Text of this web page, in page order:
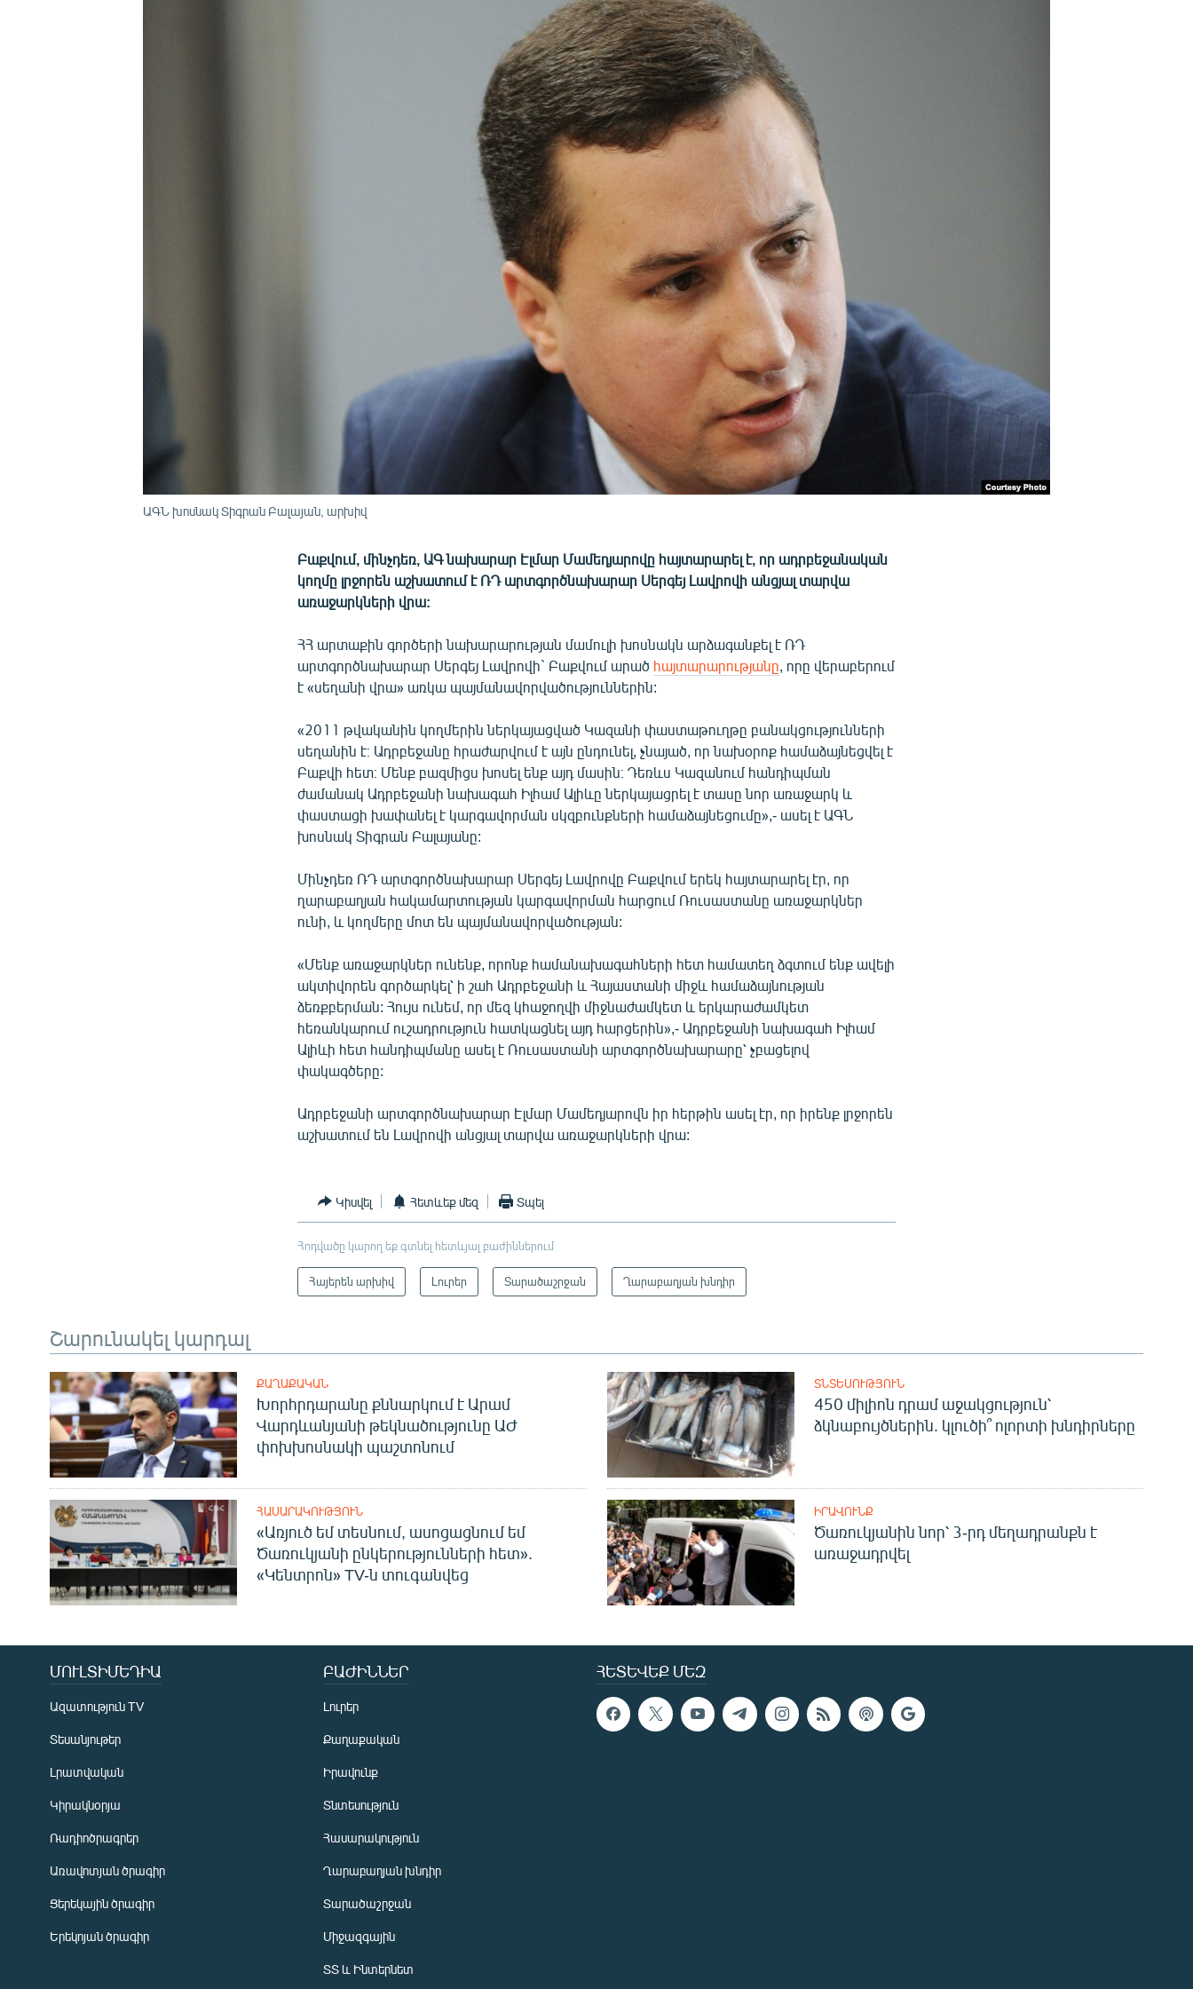
ԱԳՆ խոսնակ Տիգրան Բալայան, արխիվ
Բաքվում, մինչդեռ, ԱԳ նախարար Էլմար Մամեդյարովը հայտարարել է, որ ադրբեջանական
կողմը լրջորեն աշխատում է ՌԴ արտգործնախարար Սերգեյ Լավրովի անցյալ տարվա
առաջարկների վրա:
ՀՀ արտաքին գործերի նախարարության մամուլի խոսնակն արձագանքել է ՌԴ
արտգործնախարար Սերգեյ Լավրովի` Բաքվում արած հայտարարությանը, որը վերաբերում
է «սեղանի վրա» առկա պայմանավորվածություններին:
«2011 թվականին կողմերին ներկայացված Կազանի փաստաթուղթը բանակցությունների
սեղանին է։ Ադրբեջանը հրաժարվում է այն ընդունել, չնայած, որ նախօրոք համաձայնեցվել է
Բաքվի հետ։ Մենք բազմիցս խոսել ենք այդ մասին։ Դեռևս Կազանում հանդիպման
ժամանակ Ադրբեջանի նախագահ Իլհամ Ալիևը ներկայացրել է տասը նոր առաջարկ և
փաստացի խափանել է կարգավորման սկզբունքների համաձայնեցումը»,- ասել է ԱԳՆ
խոսնակ Տիգրան Բալայանը:
Մինչդեռ ՌԴ արտգործնախարար Սերգեյ Լավրովը Բաքվում երեկ հայտարարել էր, որ
ղարաբաղյան հակամարտության կարգավորման հարցում Ռուսաստանը առաջարկներ
ունի, և կողմերը մոտ են պայմանավորվածության:
«Մենք առաջարկներ ունենք, որոնք համանախագահների հետ համատեղ ձգտում ենք ավելի
ակտիվորեն գործարկել՝ ի շահ Ադրբեջանի և Հայաստանի միջև համաձայնության
ձեռքբերման: Հույս ունեմ, որ մեզ կհաջողվի միջնաժամկետ և երկարաժամկետ
հեռանկարում ուշադրություն հատկացնել այդ հարցերին»,- Ադրբեջանի նախագահ Իլհամ
Ալիևի հետ հանդիպմանը ասել է Ռուսաստանի արտգործնախարարը՝ չբացելով
փակագծերը:
Ադրբեջանի արտգործնախարար Էլմար Մամեդյարովն իր հերթին ասել էր, որ իրենք լրջորեն
աշխատում են Լավրովի անցյալ տարվա առաջարկների վրա:
Կիսվել Հետևեք մեզ Տպել
Հոդվածը կարող եք գտնել հետևյալ բաժիններում
Հայերեն արխիվ Լուրեր Տարածաշրջան Ղարաբաղյան խնդիր
Շարունակել կարդալ
ՔԱՂԱՔԱԿԱՆ
Խորհրդարանը քննարկում է Արամ
Վարդևանյանի թեկնածությունը ԱԺ
փոխխոսնակի պաշտոնում
ՏՆՏԵՍՈՒԹՅՈՒՆ
450 միլիոն դրամ աջակցություն՝
ձկնաբույծներին. կլուծի՞ ոլորտի խնդիրները
ՀԱՍԱՐԱԿՈՒԹՅՈՒՆ
«Առյուծ եմ տեսնում, ասոցացնում եմ
Ծառուկյանի ընկերությունների հետ».
«Կենտրոն» TV-ն տուգանվեց
ԻՐԱՎՈՒՆՔ
Ծառուկյանին նոր՝ 3-րդ մեղադրանքն է
առաջադրվել
ՀԵՏԵՎԵՔ ՄԵԶ
ՄՈՒԼՏԻՄԵԴԻԱ
Ազատություն TV
Տեսանյութեր
Լրատվական
Կիրակնօրյա
Ռադիոծրագրեր
Առավոտյան ծրագիր
Ցերեկային ծրագիր
Երեկոյան ծրագիր
ԲԱԺԻՆՆԵՐ
Լուրեր
Քաղաքական
Իրավունք
Տնտեսություն
Հասարակություն
Ղարաբաղյան խնդիր
Տարածաշրջան
Միջազգային
ՏՏ և Ինտերնետ